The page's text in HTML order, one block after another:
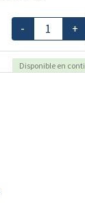
- +
Disponible en